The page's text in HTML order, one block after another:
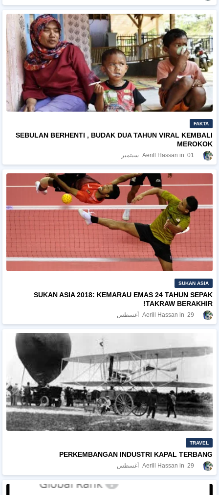
FAKTA
SEBULAN BERHENTI , BUDAK DUA TAHUN VIRAL KEMBALI
MEROKOK
Aerill Hassan 01 سبتمبر
SUKAN ASIA
SUKAN ASIA 2018: KEMARAU EMAS 24 TAHUN SEPAK
TAKRAW BERAKHIR!
Aerill Hassan 29 أغسطس
TRAVEL
PERKEMBANGAN INDUSTRI KAPAL TERBANG
Aerill Hassan 29 أغسطس